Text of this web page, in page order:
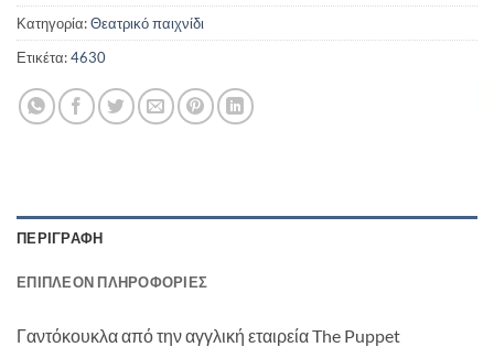
Κατηγορία:Θεατρικό παιχνίδι
Ετικέτα:4630
ΠΕΡΙΓΡΑΦΉ
ΕΠΙΠΛΈΟΝ ΠΛΗΡΟΦΟΡΊΕΣ
Γαντόκουκλα από την αγγλική εταιρεία The Puppet